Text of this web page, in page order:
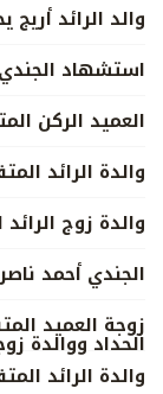
والد الرائد أريج
استشهاد الجندي
العميد الركن
والدة الرائد
والدة زوج
الجندي أحمد ناصر
زوجة العميد
الحداد ووالدة
والدة الرائد